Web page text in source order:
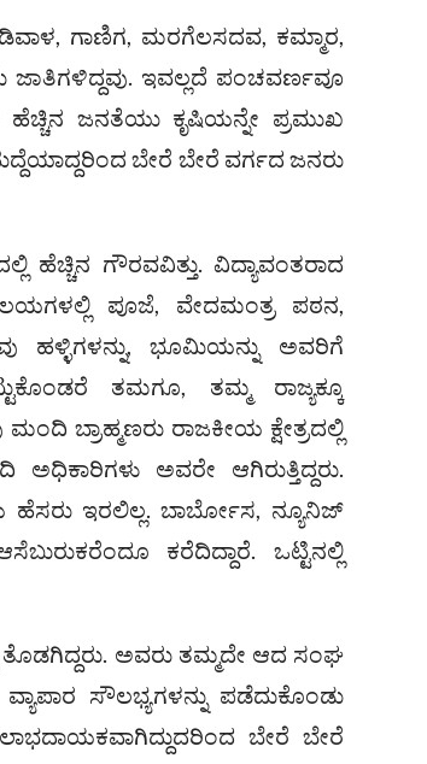
ಗಾಣಿಗ, ಮರಗೆಲಸದವ, ಕಮ್ಮಾರ,
ಜಾತಿಗಳಿದ್ದವು. ಇವಲ್ಲದೆ ಪಂಚವರ್ಣವೂ
ಹೆಚ್ಚಿನ ಜನತೆಯು ಕೃಷಿಯನ್ನೇ ಪ್ರಮುಖ
ಬೇರೆ ಬೇರೆ ವರ್ಗದ ಜನರು
ಹೆಚ್ಚಿನ ಗೌರವವಿತ್ತು. ವಿದ್ಯಾವಂತರಾದ
ಪೂಜೆ, ವೇದಮಂತ್ರ ಪಠನ,
ಹಳ್ಳಿಗಳನ್ನು, ಭೂಮಿಯನ್ನು ಅವರಿಗೆ
ತಮಗೂ, ತಮ್ಮ ರಾಜ್ಯಕ್ಕೂ
ಬ್ರಾಹ್ಮಣರು ರಾಜಕೀಯ ಕ್ಷೇತ್ರದಲ್ಲಿ
ಅಧಿಕಾರಿಗಳು ಅವರೇ ಆಗಿರುತ್ತಿದ್ದರು.
ಹೆಸರು ಇರಲಿಲ್ಲ. ಬಾರ್ಬೋಸ, ನ್ಯೂನಿಜ್
ಕರೆದಿದ್ದಾರೆ. ಒಟ್ಟಿನಲ್ಲಿ
ತೊಡಗಿದ್ದರು. ಅವರು ತಮ್ಮದೇ ಆದ ಸಂಘ
ಸೌಲಭ್ಯಗಳನ್ನು ಪಡೆದುಕೊಂಡು
ಬೇರೆ ಬೇರೆ